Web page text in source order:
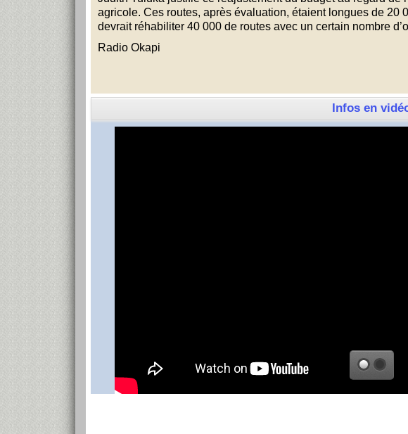
agricole. Ces routes, après évaluation, étaient longues de 20
devrait réhabiliter 40 000 de routes avec un certain nombre
Radio Okapi
Infos en